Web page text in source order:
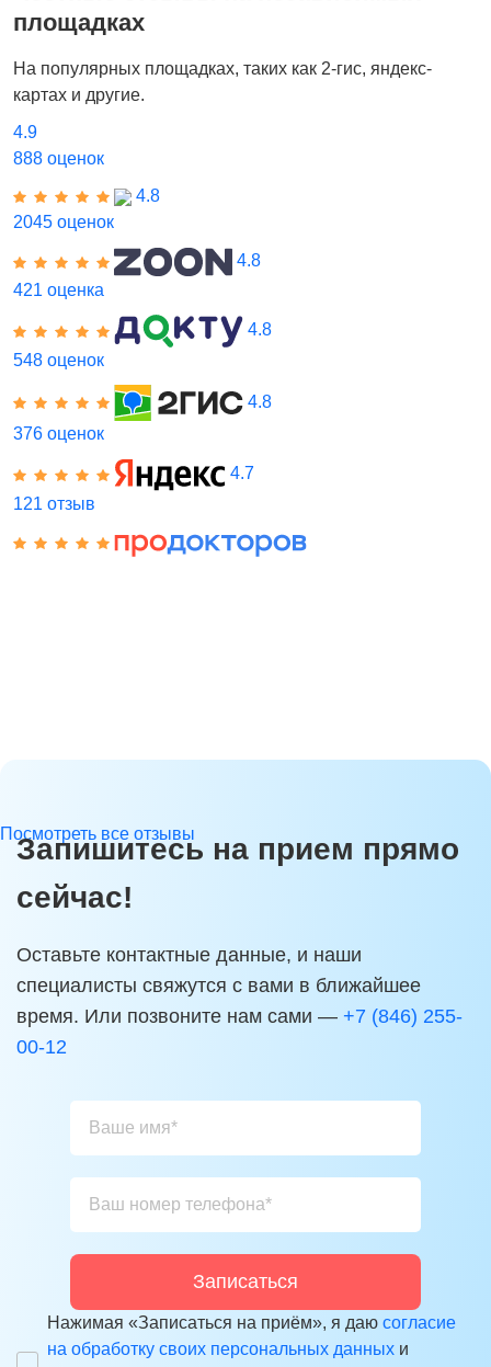
площадках
На популярных площадках, таких как 2-гис, яндекс-
картах и другие.
4.9
888 оценок
4.8
2045 оценок
4.8
421 оценка
4.8
548 оценок
4.8
376 оценок
4.7
121 отзыв
Посмотреть все отзывы
Запишитесь на прием прямо
сейчас!
Оставьте контактные данные, и наши
специалисты свяжутся с вами в ближайшее
время. Или позвоните нам сами — +7 (846) 255-
00-12
Записаться
Нажимая «Записаться на приём», я даю согласие
на обработку своих персональных данных и